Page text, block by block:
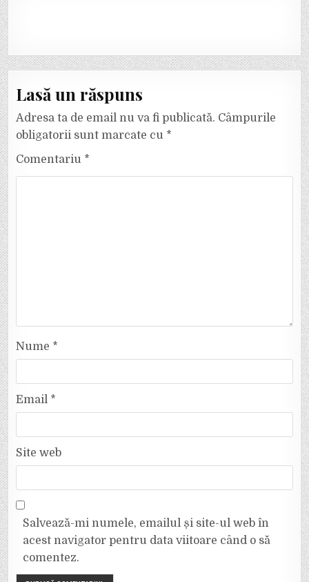
Lasă un răspuns
Adresa ta de email nu va fi publicată. Câmpurile
obligatorii sunt marcate cu *
Comentariu *
Nume *
Email *
Site web
Salvează-mi numele, emailul și site-ul web în
acest navigator pentru data viitoare când o să
comentez.